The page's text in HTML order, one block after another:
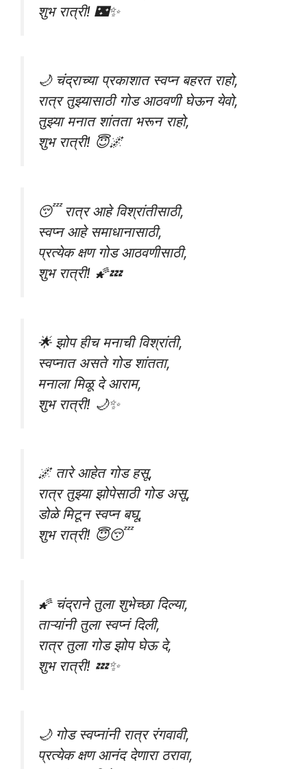
शुभ रात्री! 🌃✨
🌙 चंद्राच्या प्रकाशात स्वप्न बहरत राहो,
रात्र तुझ्यासाठी गोड आठवणी घेऊन येवो,
तुझ्या मनात शांतता भरून राहो,
शुभ रात्री! 😇🌌
😴 रात्र आहे विश्रांतीसाठी,
स्वप्न आहे समाधानासाठी,
प्रत्येक क्षण गोड आठवणीसाठी,
शुभ रात्री! 🌠💤
🌟 झोप हीच मनाची विश्रांती,
स्वप्नात असते गोड शांतता,
मनाला मिळू दे आराम,
शुभ रात्री! 🌙✨
🌌 तारे आहेत गोड हसू,
रात्र तुझ्या झोपेसाठी गोड असू,
डोळे मिटून स्वप्न बघू,
शुभ रात्री! 😇😴
🌠 चंद्राने तुला शुभेच्छा दिल्या,
ताऱ्यांनी तुला स्वप्नं दिली,
रात्र तुला गोड झोप घेऊ दे,
शुभ रात्री! 💤✨
🌙 गोड स्वप्नांनी रात्र रंगवावी,
प्रत्येक क्षण आनंद देणारा ठरावा,